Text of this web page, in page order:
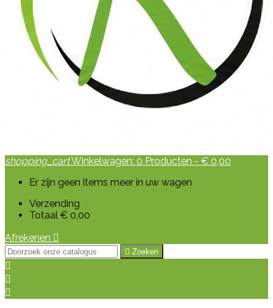
shopping_cartWinkelwagen: 0 Producten - € 0,00
Er zijn geen items meer in uw wagen
Verzending
Totaal € 0,00
Afrekenen 
 Zoeken


